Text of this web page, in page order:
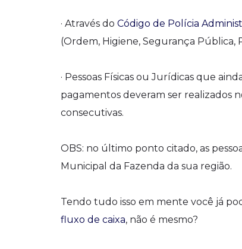
· Através do Código de Polícia
(Ordem, Higiene, Segurança
· Pessoas Físicas ou Jurídicas que
pagamentos deveram ser realizados
consecutivas.
OBS: no último ponto citado, as
Municipal da Fazenda da sua região.
Tendo tudo isso em mente você já
fluxo de caixa, não é mesmo?